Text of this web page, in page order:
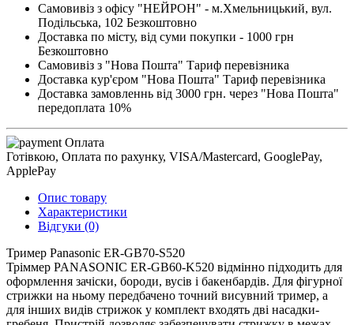
Самовивіз з офісу "НЕЙРОН" - м.Хмельницький, вул.
Подільська, 102 Безкоштовно
Доставка по місту, від суми покупки - 1000 грн
Безкоштовно
Самовивіз з "Нова Пошта" Тариф перевізника
Доставка кур'єром "Нова Пошта" Тариф перевізника
Доставка замовленнь від 3000 грн. через "Нова Пошта"
передоплата 10%
Оплата
Готівкою, Оплата по рахунку, VISA/Mastercard, GooglePay,
ApplePay
Опис товару
Характеристики
Відгуки (0)
Тример Panasonic ER-GB70-S520
Тріммер PANASONIC ER-GB60-K520 відмінно підходить для
оформлення зачіски, бороди, вусів і бакенбардів. Для фігурної
стрижки на ньому передбачено точний висувний тример, а
для інших видів стрижок у комплект входять дві насадки-